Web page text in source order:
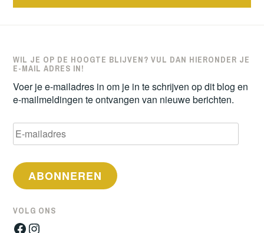
WIL JE OP DE HOOGTE BLIJVEN? VUL DAN HIERONDER JE
E-MAIL ADRES IN!
Voer je e-mailadres in om je in te schrijven op dit blog en
e-mailmeldingen te ontvangen van nieuwe berichten.
E-
mailadres
ABONNEREN
VOLG ONS
Facebook
Instagram